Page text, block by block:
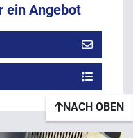
ein Angebot
NACH OBEN